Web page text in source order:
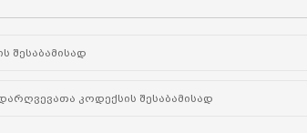
შესაბამისად
კოდექსის შესაბამისად